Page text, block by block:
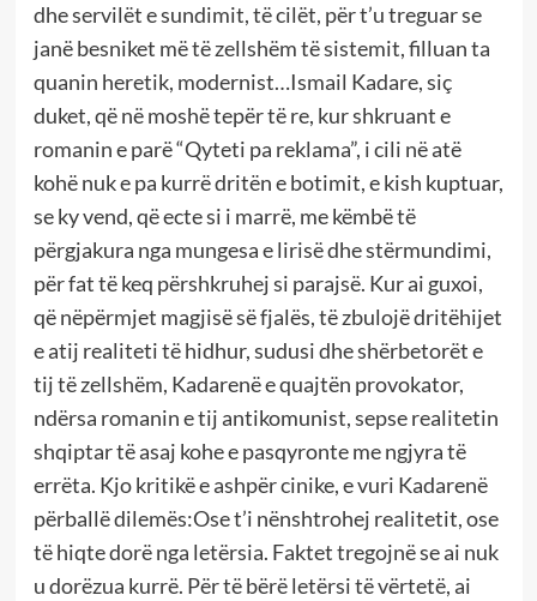
dhe servilët e sundimit, të cilët, për t’u treguar se
janë besniket më të zellshëm të sistemit, filluan ta
quanin heretik, modernist…Ismail Kadare, siç
duket, që në moshë tepër të re, kur shkruant e
romanin e parë “Qyteti pa reklama”, i cili në atë
kohë nuk e pa kurrë dritën e botimit, e kish kuptuar,
se ky vend, që ecte si i marrë, me këmbë të
përgjakura nga mungesa e lirisë dhe stërmundimi,
për fat të keq përshkruhej si parajsë. Kur ai guxoi,
që nëpërmjet magjisë së fjalës, të zbulojë dritëhijet
e atij realiteti të hidhur, sudusi dhe shërbetorët e
tij të zellshëm, Kadarenë e quajtën provokator,
ndërsa romanin e tij antikomunist, sepse realitetin
shqiptar të asaj kohe e pasqyronte me ngjyra të
errëta. Kjo kritikë e ashpër cinike, e vuri Kadarenë
përballë dilemës:Ose t’i nënshtrohej realitetit, ose
të hiqte dorë nga letërsia. Faktet tregojnë se ai nuk
u dorëzua kurrë. Për të bërë letërsi të vërtetë, ai